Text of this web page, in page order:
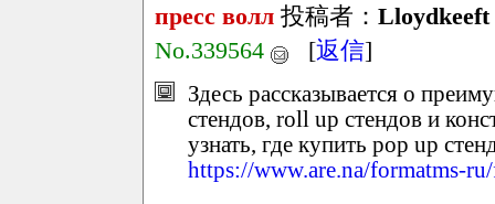
пресс волл 投稿者： Lloydkeeft
No.339564
[返信]
Здесь рассказывается о
стендов, roll up стендов и
узнать, где купить pop up
https://www.are.na/formatms-